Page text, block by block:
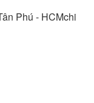
Phú - HCMchi